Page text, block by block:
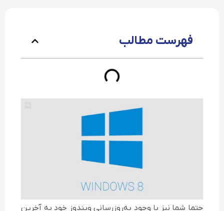
فهرست مطالب
حتما شما نیز با وجود به‌روزرسانی ویندوز خود به آخرین